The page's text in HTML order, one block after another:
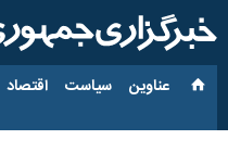
عناوین‌ سیاست اقتصاد